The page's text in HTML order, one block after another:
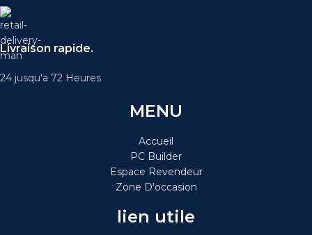
Livraison rapide.
24 jusqu'a 72 Heures
MENU
Accueil
PC Builder
Espace Revendeur
Zone D'occasion
lien utile